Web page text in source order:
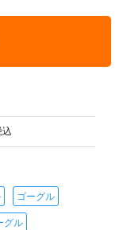
ゴーグル
グル